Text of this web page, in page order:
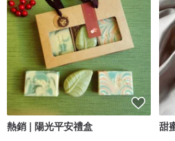
熱銷 | 陽光平安禮盒 甜